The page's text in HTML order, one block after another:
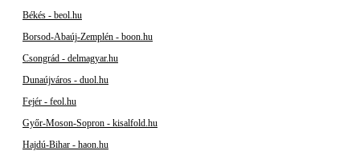
Békés - beol.hu
Borsod-Abaúj-Zemplén - boon.hu
Csongrád - delmagyar.hu
Dunaújváros - duol.hu
Fejér - feol.hu
Győr-Moson-Sopron - kisalfold.hu
Hajdú-Bihar - haon.hu